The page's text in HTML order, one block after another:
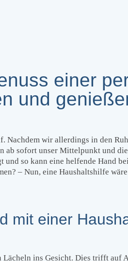
einer
und
Nachdem wir allerdings in den
ab sofort unser Mittelpunkt und
so kann eine helfende Hand
– Nun, eine Haushaltshilfe
mit einer
ins Gesicht. Dies trifft auf